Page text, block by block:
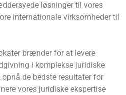
løsninger til vores
internationale virksomheder til
brænder for at levere
i komplekse juridiske
de bedste resultater for
vores juridiske ekspertise